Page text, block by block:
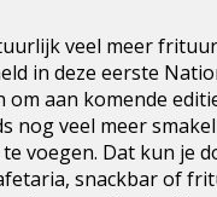
veel meer
in deze eerste
om aan komende
nog veel meer
voegen. Dat kun je
snackbar of